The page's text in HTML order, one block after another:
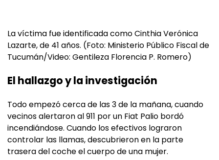
La víctima fue identificada como Cinthia Verónica
Lazarte, de 41 años. (Foto: Ministerio Público Fiscal de
Tucumán/Video: Gentileza Florencia P. Romero)
El hallazgo y la investigación
Todo empezó cerca de las 3 de la mañana, cuando
vecinos alertaron al 911 por un Fiat Palio bordó
incendiándose. Cuando los efectivos lograron
controlar las llamas, descubrieron en la parte
trasera del coche el cuerpo de una mujer.